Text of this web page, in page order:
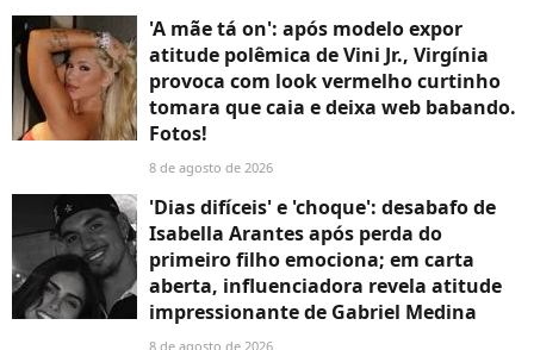
'A mãe tá on': após modelo expor
atitude polêmica de Vini Jr., Virgínia
provoca com look vermelho curtinho
tomara que caia e deixa web babando.
Fotos!
8 de agosto de 2026
'Dias difíceis' e 'choque': desabafo de
Isabella Arantes após perda do
primeiro filho emociona; em carta
aberta, influenciadora revela atitude
impressionante de Gabriel Medina
8 de agosto de 2026